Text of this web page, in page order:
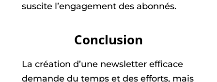
suscite l’engagement des abonnés.
Conclusion
La création d’une newsletter efficace
demande du temps et des efforts, mais